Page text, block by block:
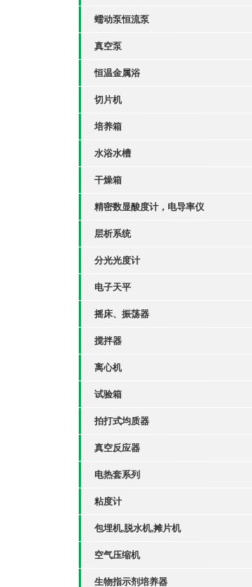
蠕动泵恒流泵
真空泵
恒温金属浴
切片机
培养箱
水浴水槽
干燥箱
精密数显酸度计，电导率仪
层析系统
分光光度计
电子天平
摇床、振荡器
搅拌器
离心机
试验箱
拍打式均质器
真空反应器
电热套系列
粘度计
包埋机,脱水机,摊片机
空气压缩机
生物指示剂培养器